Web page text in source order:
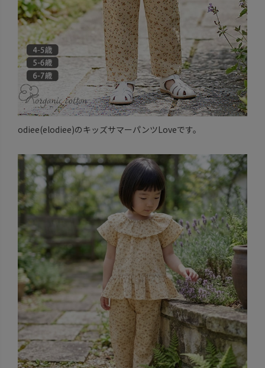
odiee(elodiee)のキッズサマーパンツLoveです。